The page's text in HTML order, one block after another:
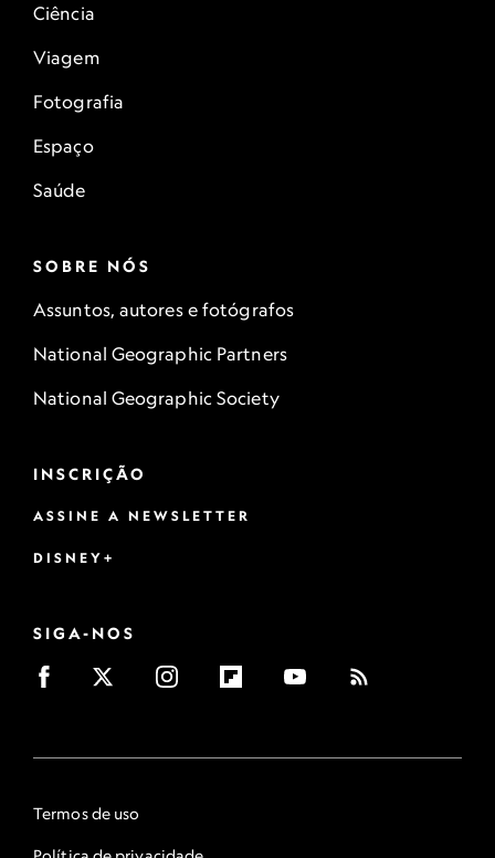
Ciência
Viagem
Fotografia
Espaço
Saúde
SOBRE NÓS
Assuntos, autores e fotógrafos
National Geographic Partners
National Geographic Society
INSCRIÇÃO
ASSINE A NEWSLETTER
DISNEY+
SIGA-NOS
Termos de uso